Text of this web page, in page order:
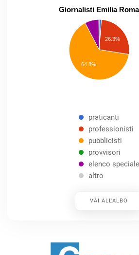
Giornalisti Emilia
26.3%
64.8%
praticanti
professionisti
pubblicisti
provvisori
elenco speciale
altro
VAI ALL’ALBO